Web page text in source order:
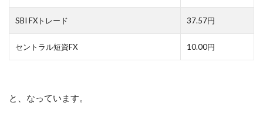
SBI FXトレード 37.57円
セントラル短資FX 10.00円
と、なっています。